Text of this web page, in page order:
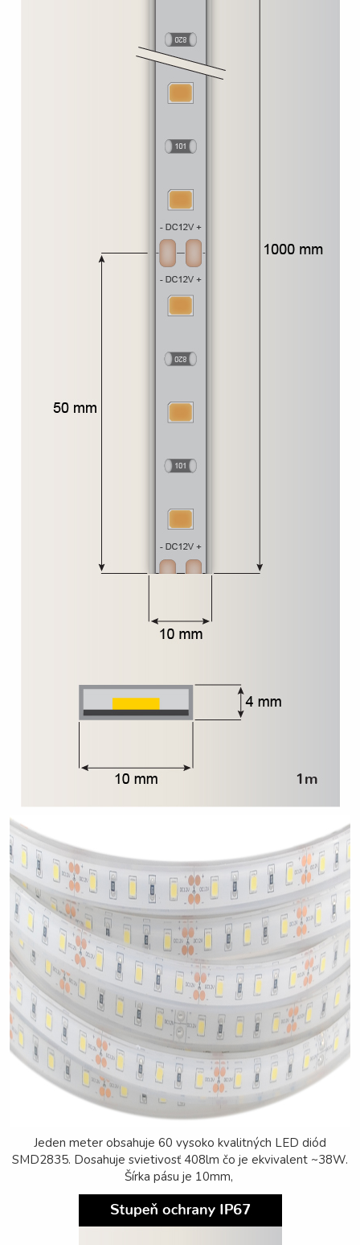
Jeden meter obsahuje 60 vysoko kvalitných LED diód
SMD2835. Dosahuje svietivosť 408lm čo je ekvivalent ~38W.
Šírka pásu je 10mm,